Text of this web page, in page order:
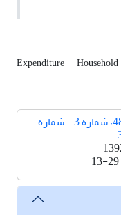
Expenditure Household
دوره 48، شماره 3 - شماره
13-29